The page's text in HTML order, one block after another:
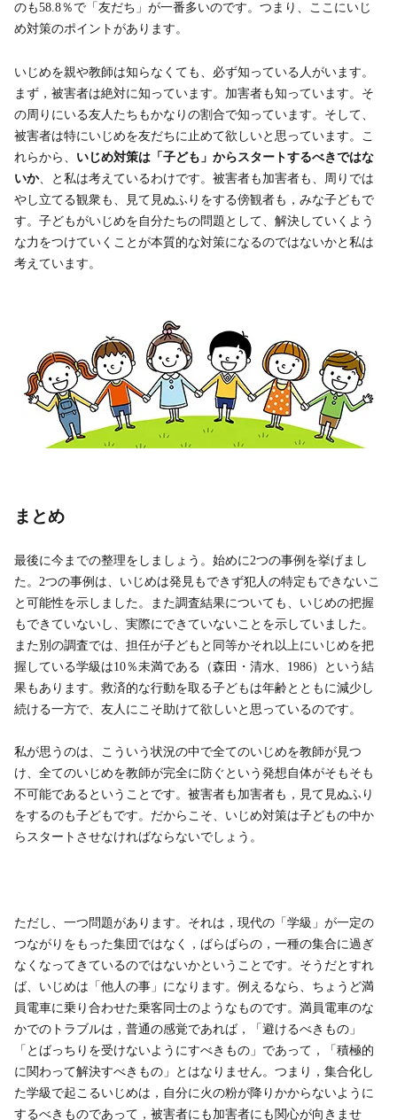
のも58.8％で「友だち」が一番多いのです。つまり、ここにいじ
め対策のポイントがあります。
いじめを親や教師は知らなくても、必ず知っている人がいます。
まず，被害者は絶対に知っています。加害者も知っています。そ
の周りにいる友人たちもかなりの割合で知っています。そして、
被害者は特にいじめを友だちに止めて欲しいと思っています。こ
れらから、 いじめ対策は「子ども」からスタートするべきではな
いか、と私は考えているわけです。被害者も加害者も、周りでは
やし立てる観衆も、見て見ぬふりをする傍観者も，みな子どもで
す。子どもがいじめを自分たちの問題として、解決していくよう
な力をつけていくことが本質的な対策になるのではないかと私は
考えています。
まとめ
最後に今までの整理をしましょう。始めに2つの事例を挙げまし
た。2つの事例は、いじめは発見もできず犯人の特定もできないこ
と可能性を示しました。また調査結果についても、いじめの把握
もできていないし、実際にできていないことを示していました。
また別の調査では、担任が子どもと同等かそれ以上にいじめを把
握している学級は10％未満である（森田・清水、1986）という結
果もあります。救済的な行動を取る子どもは年齢とともに減少し
続ける一方で、友人にこそ助けて欲しいと思っているのです。
私が思うのは、こういう状況の中で全てのいじめを教師が見つ
け、全てのいじめを教師が完全に防ぐという発想自体がそもそも
不可能であるということです。被害者も加害者も，見て見ぬふり
をするのも子どもです。だからこそ、いじめ対策は子どもの中か
らスタートさせなければならないでしょう。
ただし、一つ問題があります。それは，現代の「学級」が一定の
つながりをもった集団ではなく，ばらばらの，一種の集合に過ぎ
なくなってきているのではないかということです。そうだとすれ
ば、いじめは「他人の事」になります。例えるなら、ちょうど満
員電車に乗り合わせた乗客同士のようなものです。満員電車のな
かでのトラブルは，普通の感覚であれば，「避けるべきもの」
「とばっちりを受けないようにすべきもの」であって，「積極的
に関わって解決すべきもの」とはなりません。つまり，集合化し
た学級で起こるいじめは，自分に火の粉が降りかからないように
するべきものであって，被害者にも加害者にも関心が向きませ